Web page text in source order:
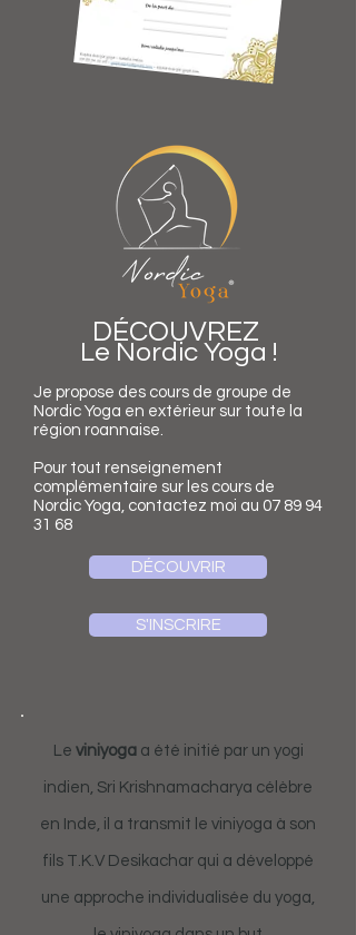
DÉCOUVREZ
Le Nordic Yoga !
Je propose des cours de groupe de
Nordic Yoga en extérieur sur toute la
région roannaise.
Pour tout renseignement
complémentaire sur les cours de
Nordic Yoga, contactez moi au 07 89 94
31 68
DÉCOUVRIR
S'INSCRIRE
Le viniyogaa été initié par un yogi
indien, Sri Krishnamacharya célèbre
en Inde, il a transmit le viniyoga à son
fils T.K.V Desikachar qui a développé
une approche individualisée du yoga,